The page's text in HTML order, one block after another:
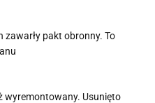
zawarły pakt obronny. To
wyremontowany. Usunięto